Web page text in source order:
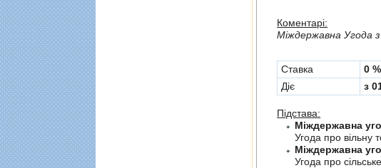
Коментарі:
Мiждержавна Угода
Cтавка
0 %
Діє
з
Підстава:
Угода про вiльну
Угода про